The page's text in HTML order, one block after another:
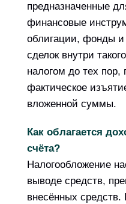
предназначенные
финансовые
облигации, фонды
сделок внутри
налогом до тех пор,
фактическое
вложенной суммы.
Как облагается
счёта?
Налогообложение
выводе средств,
внесённых